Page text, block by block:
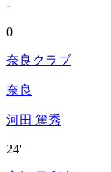
-
0
奈良クラブ
奈良
河田 篤秀
24'